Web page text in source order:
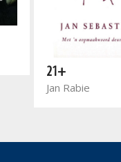
21+
Jan Rabie